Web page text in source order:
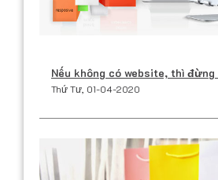
Nếu không có website, thì
Thứ Tư, 01-04-2020